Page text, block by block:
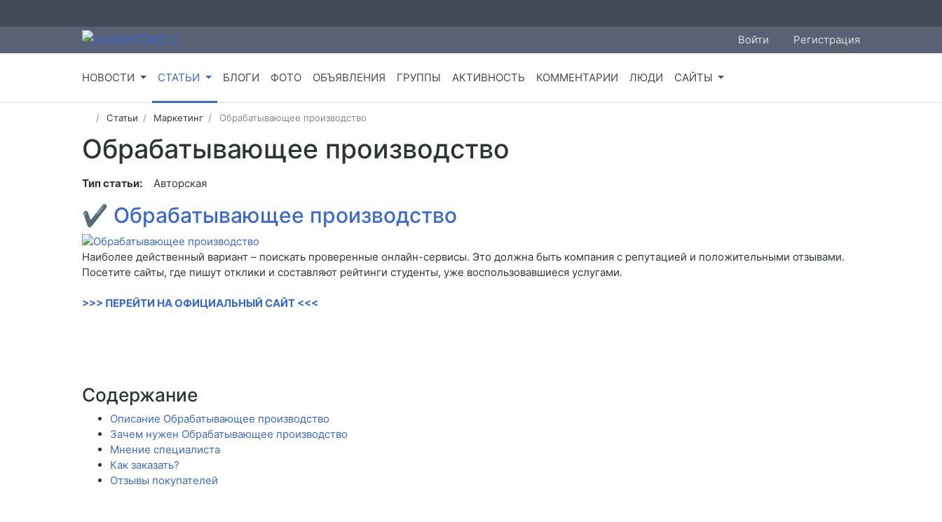
Войти Регистрация
НОВОСТИ СТАТЬИ БЛОГИ ФОТО ОБЪЯВЛЕНИЯ ГРУППЫ АКТИВНОСТЬ КОММЕНТАРИИ ЛЮДИ САЙТЫ
Статьи Маркетинг Обрабатывающее производство
Обрабатывающее производство
Тип статьи: Авторская
✔ Обрабатывающее производство
Наиболее действенный вариант – поискать проверенные онлайн-сервисы. Это должна быть компания с репутацией и положительными отзывами.
Посетите сайты, где пишут отклики и составляют рейтинги студенты, уже воспользовавшиеся услугами.
>>> ПЕРЕЙТИ НА ОФИЦИАЛЬНЫЙ САЙТ <<<
Содержание
Описание Обрабатывающее производство
Зачем нужен Обрабатывающее производство
Мнение специалиста
Как заказать?
Отзывы покупателей